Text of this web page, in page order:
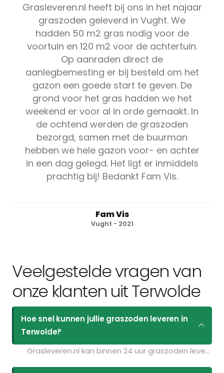
Grasleveren.nl heeft bij ons in het najaar
graszoden geleverd in Vught. We
hadden 50 m2 gras nodig voor de
voortuin en 120 m2 voor de achtertuin.
Op aanraden direct de
aanlegbemesting er bij besteld om het
gazon een goede start te geven. De
grond voor het gras hadden we het
weekend er voor al in orde gemaakt. In
de ochtend werden de graszoden
bezorgd, samen met de buurman
hebben we hele gazon voor- en achter
in een dag gelegd. Het ligt er inmiddels
prachtig bij! Bedankt Fam Vis.
Fam Vis
Vught - 2021
Veelgestelde vragen van
onze klanten uit Terwolde
Hoe snel kunnen jullie graszoden leveren in
Terwolde?
Grasleveren.nl kan binnen 24 uur graszoden leveren in Terwolde. Als u bijvoorbeeld graszoden op maandag bestelt voor 11:30 kunt u ze de volgende dag geleverd krijgen. Kijk voor de actuele leverdagen op de pagina